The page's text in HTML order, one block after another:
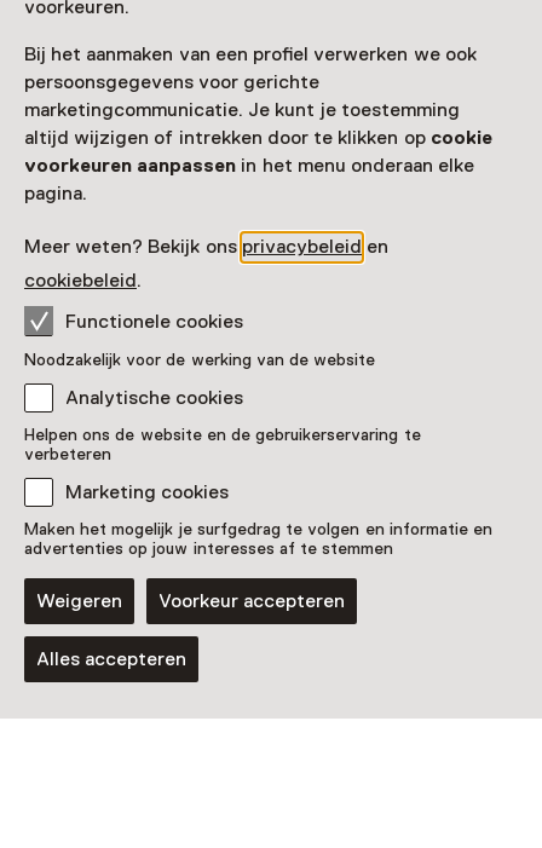
voorkeuren.
Bij het aanmaken van een profiel verwerken we ook
persoonsgegevens voor gerichte
marketingcommunicatie. Je kunt je toestemming
altijd wijzigen of intrekken door te klikken op cookie
voorkeuren aanpassen in het menu onderaan elke
pagina.
Meer weten? Bekijk ons privacybeleid en
cookiebeleid.
Functionele cookies
Noodzakelijk voor de werking van de website
Analytische cookies
Helpen ons de website en de gebruikerservaring te
verbeteren
Marketing cookies
Maken het mogelijk je surfgedrag te volgen en informatie en
advertenties op jouw interesses af te stemmen
Weigeren Voorkeur accepteren
Alles accepteren
Vaste collectie
Operatie Nachtwacht
Tentoonstelling